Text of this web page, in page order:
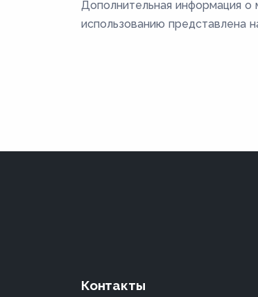
Дополнительная информация о
использованию представлена
Контакты